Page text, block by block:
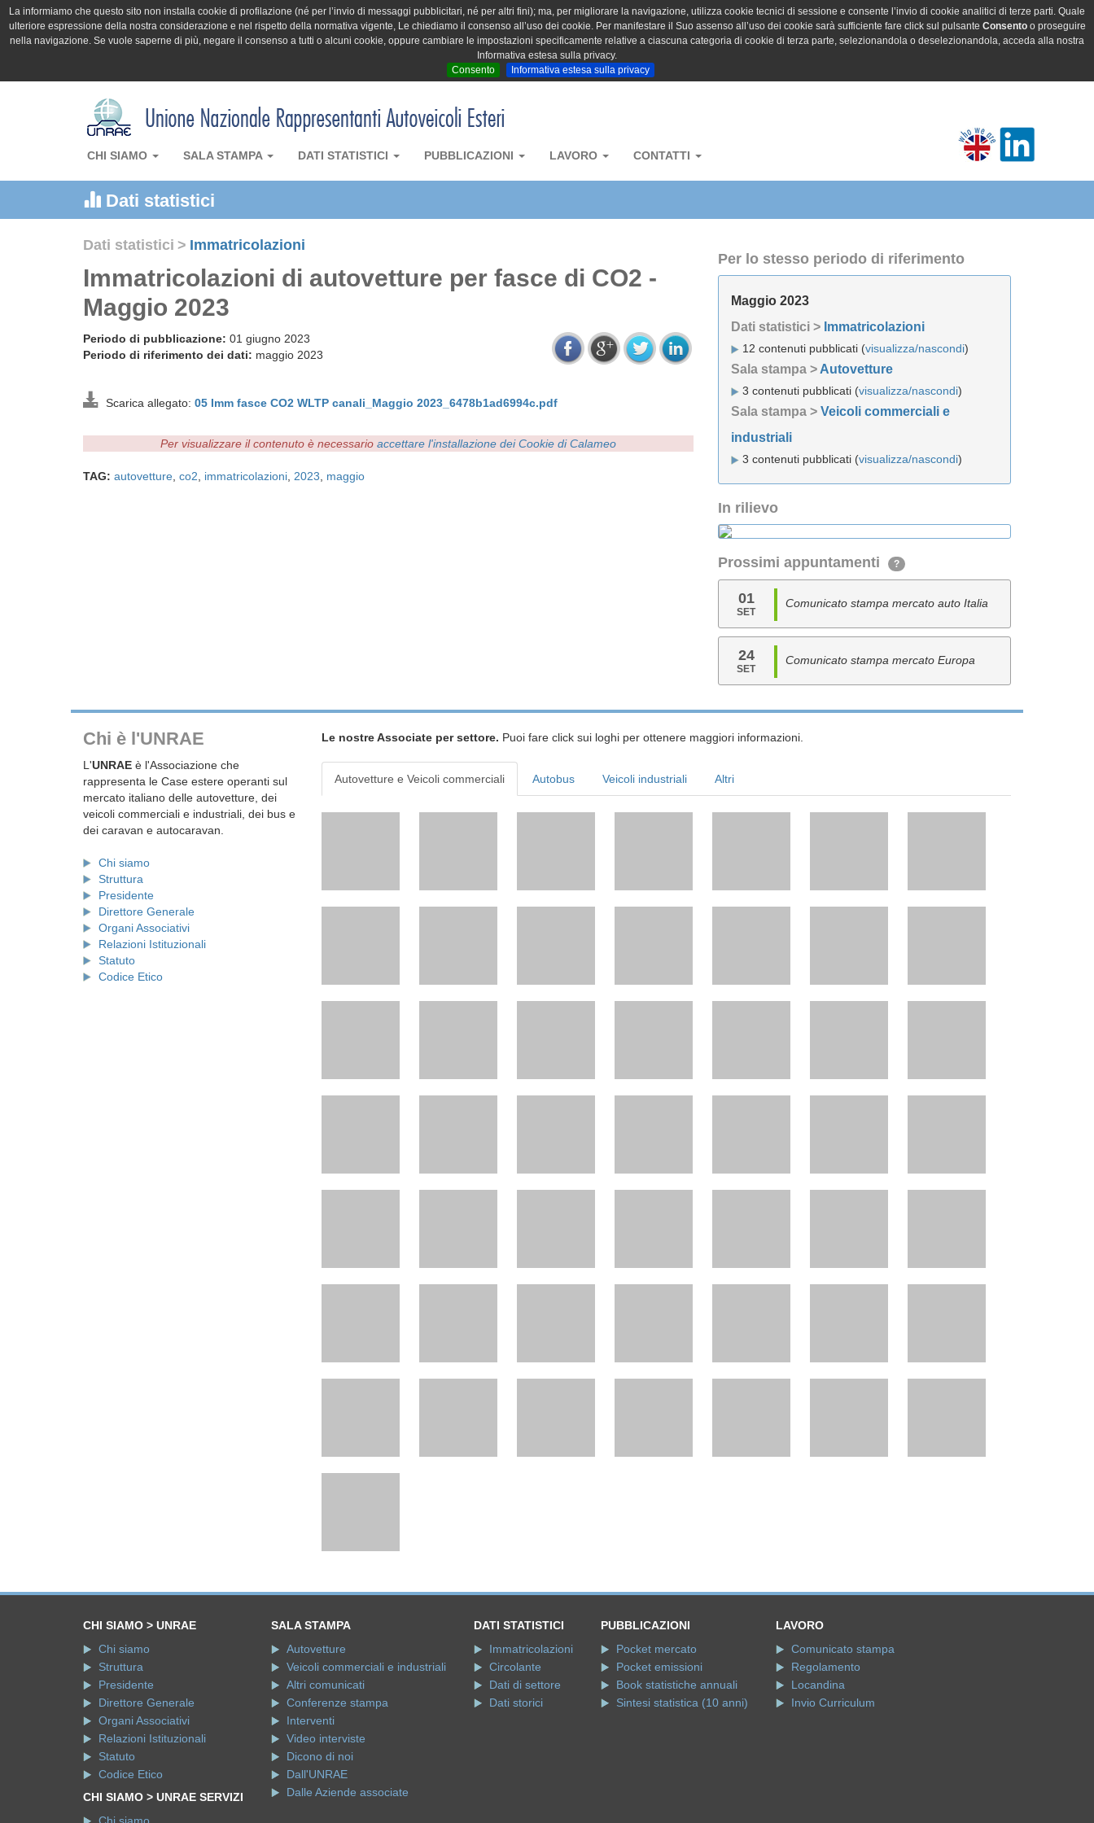
La informiamo che questo sito non installa cookie di profilazione (né per l’invio di messaggi pubblicitari, né per altri fini); ma, per migliorare la navigazione, utilizza cookie tecnici di sessione e consente l’invio di cookie analitici di terze parti. Quale
ulteriore espressione della nostra considerazione e nel rispetto della normativa vigente, Le chiediamo il consenso all’uso dei cookie. Per manifestare il Suo assenso all’uso dei cookie sarà sufficiente fare click sul pulsante Consentoo proseguire
nella navigazione. Se vuole saperne di più, negare il consenso a tutti o alcuni cookie, oppure cambiare le impostazioni specificamente relative a ciascuna categoria di cookie di terza parte, selezionandola o deselezionandola, acceda alla nostra
Informativa estesa sulla privacy.
Consento
Informativa estesa sulla privacy
CHI SIAMO SALA STAMPA DATI STATISTICI PUBBLICAZIONI LAVORO CONTATTI
Dati statistici
Dati statistici > Immatricolazioni
Immatricolazioni di autovetture per fasce di CO2 -
Maggio 2023
Periodo di pubblicazione: 01 giugno 2023
Periodo di riferimento dei dati: maggio 2023
Scarica allegato: 05 Imm fasce CO2 WLTP canali_Maggio 2023_6478b1ad6994c.pdf
Per visualizzare il contenuto è necessario accettare l'installazione dei Cookie di Calameo
TAG: autovetture co2 immatricolazioni 2023 maggio
Per lo stesso periodo di riferimento
Maggio 2023
Dati statistici > Immatricolazioni
12 contenuti pubblicati (visualizza/nascondi)
Sala stampa > Autovetture
3 contenuti pubblicati (visualizza/nascondi)
Sala stampa > Veicoli commerciali e
industriali
3 contenuti pubblicati (visualizza/nascondi)
In rilievo
Prossimi appuntamenti ?
01
SET
Comunicato stampa mercato auto Italia
24
SET
Comunicato stampa mercato Europa
Chi è l'UNRAE
L'UNRAE è l'Associazione che
rappresenta le Case estere operanti sul
mercato italiano delle autovetture, dei
veicoli commerciali e industriali, dei bus e
dei caravan e autocaravan.
Chi siamo
Struttura
Presidente
Direttore Generale
Organi Associativi
Relazioni Istituzionali
Statuto
Codice Etico
Le nostre Associate per settore. Puoi fare click sui loghi per ottenere maggiori informazioni.
Autovetture e Veicoli commerciali Autobus Veicoli industriali Altri
CHI SIAMO > UNRAE
Chi siamo
Struttura
Presidente
Direttore Generale
Organi Associativi
Relazioni Istituzionali
Statuto
Codice Etico
CHI SIAMO > UNRAE SERVIZI
SALA STAMPA
Autovetture
Veicoli commerciali e industriali
Altri comunicati
Conferenze stampa
Interventi
Video interviste
Dicono di noi
Dall'UNRAE
Dalle Aziende associate
DATI STATISTICI
Immatricolazioni
Circolante
Dati di settore
Dati storici
PUBBLICAZIONI
Pocket mercato
Pocket emissioni
Book statistiche annuali
Sintesi statistica (10 anni)
LAVORO
Comunicato stampa
Regolamento
Locandina
Invio Curriculum